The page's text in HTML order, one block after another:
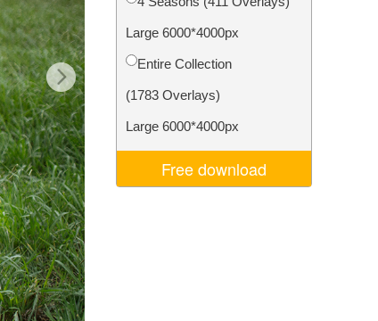
Video Editing Services
Large 6000*4000px
Entire Collection
(1783 Overlays)
Large 6000*4000px
Free download